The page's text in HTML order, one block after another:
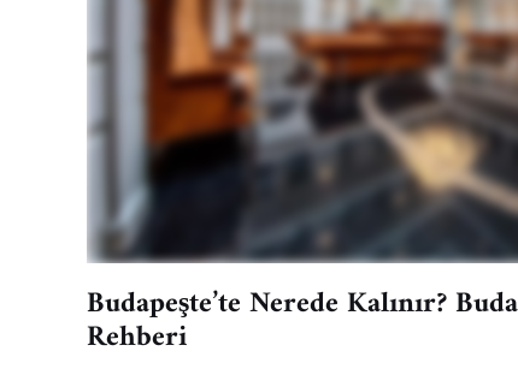
Budapeşte’te Nerede Kalınır?
Rehberi